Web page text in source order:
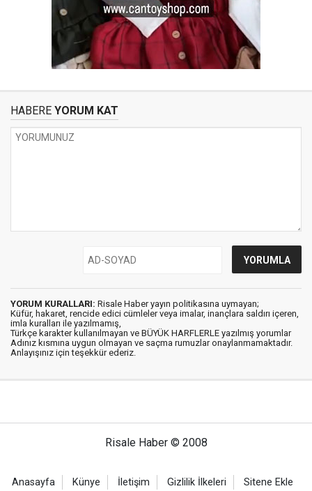
HABERE YORUM KAT
YORUM KURALLARI: Risale Haber yayın politikasına uymayan;
Küfür, hakaret, rencide edici cümleler veya imalar, inançlara saldırı içeren,
imla kuralları ile yazılmamış,
Türkçe karakter kullanılmayan ve BÜYÜK HARFLERLE yazılmış yorumlar
Adınız kısmına uygun olmayan ve saçma rumuzlar onaylanmamaktadır.
Anlayışınız için teşekkür ederiz.
Risale Haber © 2008
Anasayfa Künye İletişim Gizlilik İlkeleri Sitene Ekle